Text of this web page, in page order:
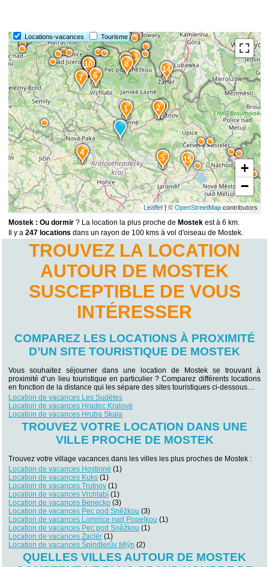
Locations-vacances Tourisme
15
14
13
12
11
10 98
7
6
5
4
3
2
1
+
−
Leaflet| © OpenStreetMapcontributors
Mostek : Ou dormir ? La location la plus proche de Mostek est à 6 km.
Il y a247 locations dans un rayon de 100 kms à vol d'oiseau de Mostek.
TROUVEZ LA LOCATION
AUTOUR DE MOSTEK
SUSCEPTIBLE DE VOUS
INTÉRESSER
COMPAREZ LES LOCATIONS À PROXIMITÉ
D’UN SITE TOURISTIQUE DE MOSTEK
Vous souhaitez séjourner dans une location de Mostek se trouvant à
proximité d’un lieu touristique en particulier ? Comparez différents locations
en fonction de la distance qui les sépare des sites touristiques ci-dessous…
Location de vacances Les Sudètes
Location de vacances Hradec Kralové
Location de vacances Hruba Skala
TROUVEZ VOTRE LOCATION DANS UNE
VILLE PROCHE DE MOSTEK
Trouvez votre village vacances dans les villes les plus proches de Mostek :
Location de vacances Hostinné (1)
Location de vacances Kuks (1)
Location de vacances Trutnov (1)
Location de vacances Vrchlabí (1)
Location de vacances Benecko (3)
Location de vacances Pec pod Sněžkou (3)
Location de vacances Lomnice nad Popelkou (1)
Location de vacances Pec pod Sněžkou (1)
Location de vacances Zaclér (1)
Location de vacances Špindlerův Mlýn (2)
QUELLES VILLES AUTOUR DE MOSTEK